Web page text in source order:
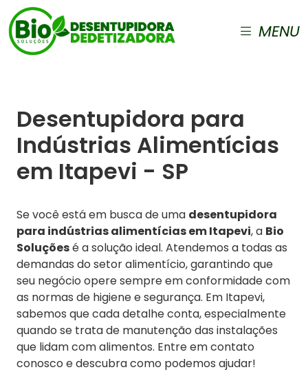
MENU
Desentupidora para
Indústrias Alimentícias
em Itapevi - SP
Se você está em busca de uma desentupidora
para indústrias alimentícias em Itapevi, a Bio
Soluçõesé a solução ideal. Atendemos a todas as
demandas do setor alimentício, garantindo que
seu negócio opere sempre em conformidade com
as normas de higiene e segurança. Em Itapevi,
sabemos que cada detalhe conta, especialmente
quando se trata de manutenção das instalações
que lidam com alimentos. Entre em contato
conosco e descubra como podemos ajudar!